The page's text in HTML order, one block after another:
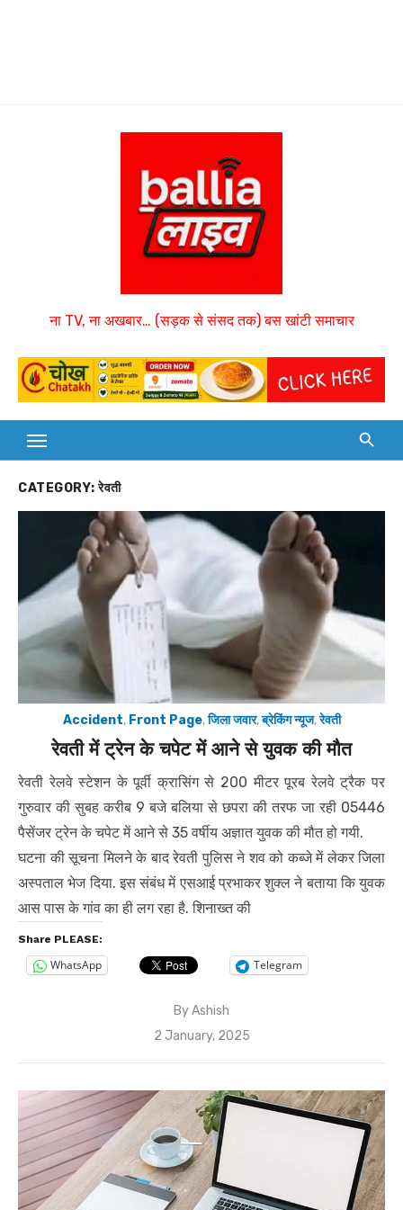
ना TV, ना अखबार… (सड़क से संसद तक) बस खांटी समाचार
CATEGORY:रेवती
Accident, Front Page,जिला जवार,ब्रेकिंग न्यूज,रेवती
रेवती में ट्रेन के चपेट में आने से युवक की मौत
रेवती रेलवे स्टेशन के पूर्वी क्रासिंग से 200 मीटर पूरब रेलवे ट्रैक पर
गुरुवार की सुबह करीब 9 बजे बलिया से छपरा की तरफ जा रही 05446
पैसेंजर ट्रेन के चपेट में आने से 35 वर्षीय अज्ञात युवक की मौत हो गयी.
घटना की सूचना मिलने के बाद रेवती पुलिस ने शव को कब्जे में लेकर जिला
अस्पताल भेज दिया. इस संबंध में एसआई प्रभाकर शुक्ल ने बताया कि युवक
आस पास के गांव का ही लग रहा है. शिनाख्त की
Share PLEASE:
WhatsApp Telegram
ByAshish
Posted
2 January, 2025